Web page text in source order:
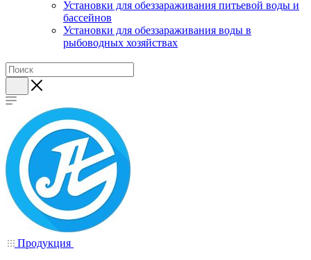
Установки для обеззараживания питьевой воды и
бассейнов
Установки для обеззараживания воды в
рыбоводных хозяйствах
Продукция